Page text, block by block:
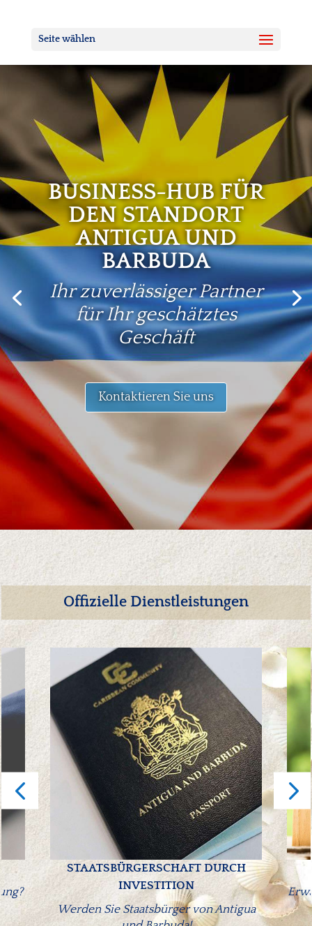
Seite wählen
BUSINESS-HUB FÜR
DEN STANDORT
ANTIGUA UND
BARBUDA
Ihr zuverlässiger Partner
für Ihr geschätztes
Geschäft
Kontaktieren Sie uns
Offizielle Dienstleistungen
STAATSBÜRGERSCHAFT DURCH
INVESTITION
Werden Sie Staatsbürger von Antigua